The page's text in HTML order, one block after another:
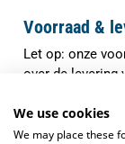
Voorraad &
Let op: onze
over de levering
op. Onze
voorraad en
u aan toe bent.
We use cookies
We may place these